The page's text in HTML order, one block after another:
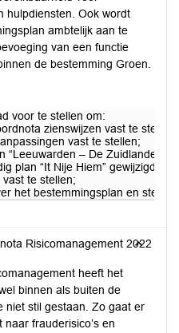
hulpdiensten. Ook wordt
ambtelijk aan te
van een functie
de bestemming Groen.
voor te stellen om:
zienswijzen vast te stellen;
vast te stellen;
“Leeuwarden – De Zuidlanden,
plan “It Nije Hiem” gewijzigd
te stellen;
het bestemmingsplan en
Risicomanagement 2022
heeft het
binnen als buiten de
niet stil gestaan. Zo gaat er
frauderisico’s en